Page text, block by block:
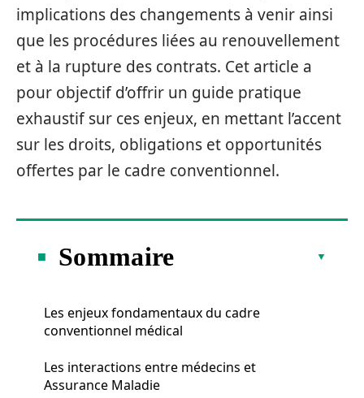
implications des changements à venir ainsi
que les procédures liées au renouvellement
et à la rupture des contrats. Cet article a
pour objectif d’offrir un guide pratique
exhaustif sur ces enjeux, en mettant l’accent
sur les droits, obligations et opportunités
offertes par le cadre conventionnel.
Sommaire
Les enjeux fondamentaux du cadre
conventionnel médical
Les interactions entre médecins et
Assurance Maladie